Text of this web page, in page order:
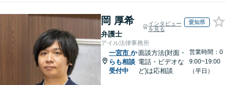
岡 厚希
弁護士
インタビュー
を見る
愛知県
アイル法律事務所
一宮市 か
らも相談
受付中
面談方法(対面・
電話・ビデオな
ど)は応相談
営業時間：0
9:00~19:00
（平日）